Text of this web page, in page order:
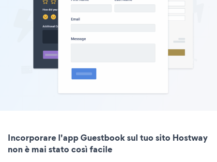
Incorporare l'app Guestbook sul tuo sito Hostway
non è mai stato così facile